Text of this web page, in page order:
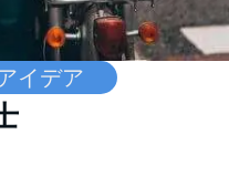
イデア